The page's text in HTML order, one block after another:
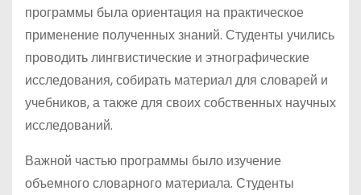
программы была ориентация на практическое
применение полученных знаний. Студенты учились
проводить лингвистические и этнографические
исследования, собирать материал для словарей и
учебников, а также для своих собственных научных
исследований.
Важной частью программы было изучение
объемного словарного материала. Студенты